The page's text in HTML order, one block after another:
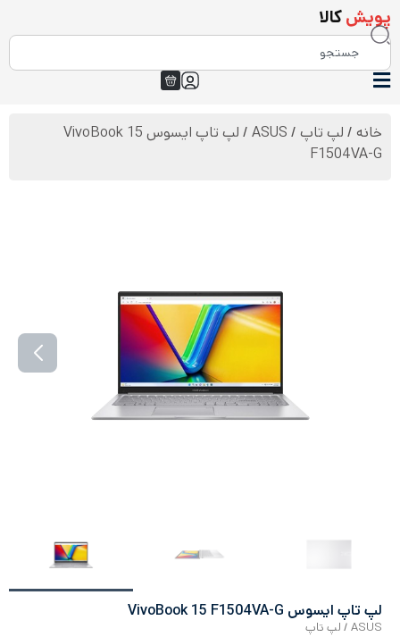
پویشکالا
خانه / لپ تاپ /
ASUS
/ لپ تاپ ایسوس VivoBook 15
F1504VA-G
لپ تاپ ایسوس VivoBook 15 F1504VA-G
ASUS
/ لپ تاپ